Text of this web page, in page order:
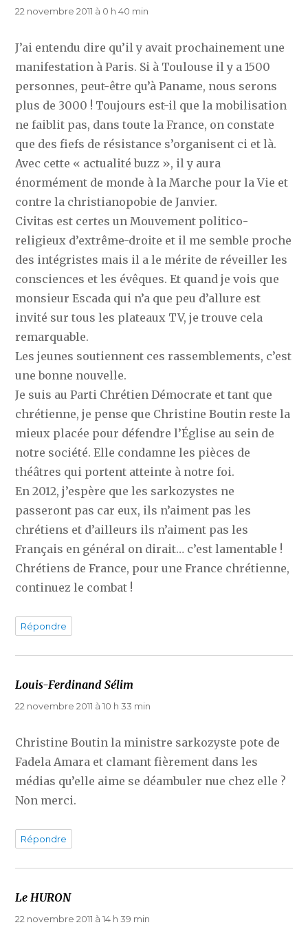
22 novembre 2011 à 0 h 40 min
J’ai entendu dire qu’il y avait prochainement une
manifestation à Paris. Si à Toulouse il y a 1500
personnes, peut-être qu’à Paname, nous serons
plus de 3000 ! Toujours est-il que la mobilisation
ne faiblit pas, dans toute la France, on constate
que des fiefs de résistance s’organisent ci et là.
Avec cette « actualité buzz », il y aura
énormément de monde à la Marche pour la Vie et
contre la christianopobie de Janvier.
Civitas est certes un Mouvement politico-
religieux d’extrême-droite et il me semble proche
des intégristes mais il a le mérite de réveiller les
consciences et les évêques. Et quand je vois que
monsieur Escada qui n’a que peu d’allure est
invité sur tous les plateaux TV, je trouve cela
remarquable.
Les jeunes soutiennent ces rassemblements, c’est
une bonne nouvelle.
Je suis au Parti Chrétien Démocrate et tant que
chrétienne, je pense que Christine Boutin reste la
mieux placée pour défendre l’Église au sein de
notre société. Elle condamne les pièces de
théâtres qui portent atteinte à notre foi.
En 2012, j’espère que les sarkozystes ne
passeront pas car eux, ils n’aiment pas les
chrétiens et d’ailleurs ils n’aiment pas les
Français en général on dirait… c’est lamentable !
Chrétiens de France, pour une France chrétienne,
continuez le combat !
Répondre
Louis-Ferdinand Sélim
22 novembre 2011 à 10 h 33 min
Christine Boutin la ministre sarkozyste pote de
Fadela Amara et clamant fièrement dans les
médias qu’elle aime se déambuler nue chez elle ?
Non merci.
Répondre
Le HURONdit :
22 novembre 2011 à 14 h 39 min